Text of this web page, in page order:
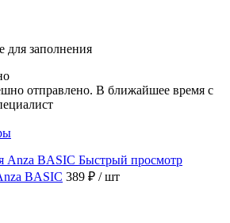
для заполнения
отправлено. В ближайшее время с
Быстрый просмотр
BASIC 389 ₽ / шт